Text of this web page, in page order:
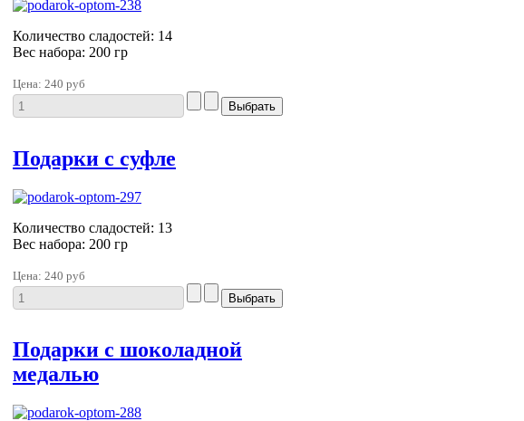
Количество сладостей: 14
Вес набора: 200 гр
Цена: 240 руб
Подарки с суфле
Количество сладостей: 13
Вес набора: 200 гр
Цена: 240 руб
Подарки с шоколадной
медалью